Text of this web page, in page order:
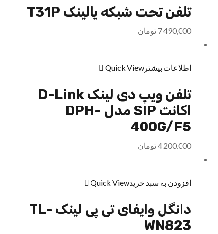
تلفن تحت شبکه یالینک T31P
7,490,000 تومان
اطلاعات بیشتر Quick View
تلفن ویپ دی لینک D-Link
اکانت SIP مدل DPH-
400G/F5
4,200,000تومان
افزودن به سبد خریدQuick View
دانگل وایفای تی پی لینک TL-
WN823